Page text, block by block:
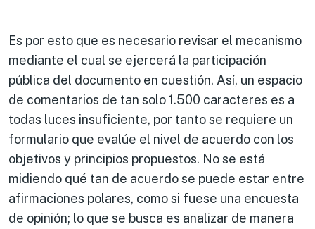
Es por esto que es necesario revisar el mecanismo
mediante el cual se ejercerá la participación
pública del documento en cuestión. Así, un espacio
de comentarios de tan solo 1.500 caracteres es a
todas luces insuficiente, por tanto se requiere un
formulario que evalúe el nivel de acuerdo con los
objetivos y principios propuestos. No se está
midiendo qué tan de acuerdo se puede estar entre
afirmaciones polares, como si fuese una encuesta
de opinión; lo que se busca es analizar de manera